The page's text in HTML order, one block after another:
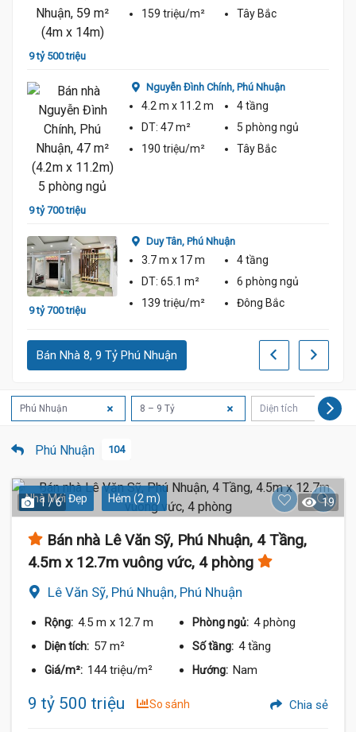
9 tỷ 500 triệu
159 triệu/m²
Tây Bắc
9 tỷ 700 triệu
Nguyễn Đình Chính, Phú Nhuận
4.2 m x 11.2 m
4 tầng
DT: 47 m² 5 phòng ngủ
190 triệu/m²
Tây Bắc
9 tỷ 700 triệu
Duy Tân, Phú Nhuận
3.7 m x 17 m
4 tầng
DT: 65.1 m² 6 phòng ngủ
139 triệu/m²
Đông Bắc
Bán Nhà 8, 9 Tỷ Phú Nhuận
Phú Nhuận 8 – 9 Tỷ Diện tích
Phú Nhuận 104
Nhà Mới Đẹp Hẻm (2 m)
1 / 6 19
Bán nhà Lê Văn Sỹ, Phú Nhuận, 4 Tầng,
4.5m x 12.7m vuông vức, 4 phòng
Lê Văn Sỹ, Phú Nhuận, Phú Nhuận
Rộng: 4.5 m x 12.7 m Phòng ngủ: 4 phòng
Diện tích: 57 m² Số tầng: 4 tầng
Giá/m²: 144 triệu/m² Hướng: Nam
9 tỷ 500 triệu So sánh Chia sẻ